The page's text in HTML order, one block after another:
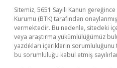
Sitemiz, 5651 Sayılı Kanun
Kurumu (BTK) tarafından
vermektedir. Bu nedenle, sitedeki
veya araştırma yükümlülüğümüz
yazdıkları içeriklerin
bu sorumluluğu kabul etmiş